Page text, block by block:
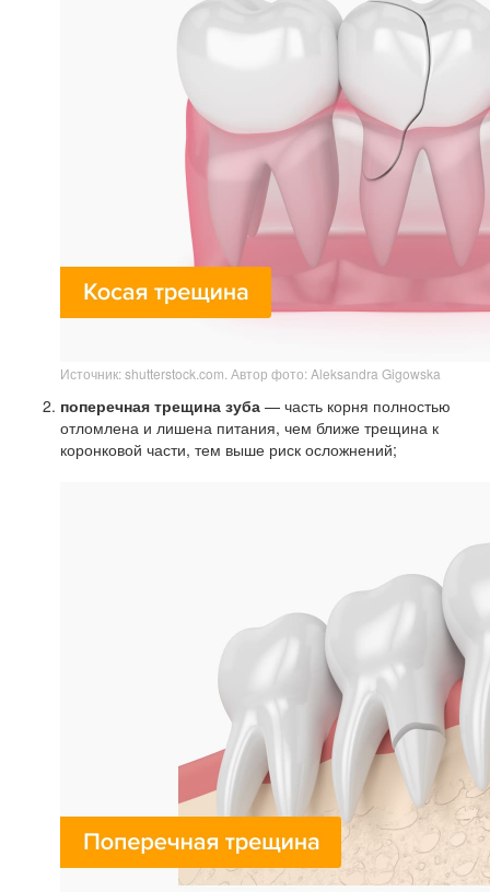
Источник: shutterstock.com. Автор фото: Aleksandra Gigowska
поперечная трещина зуба — часть корня полностью
отломлена и лишена питания, чем ближе трещина к
коронковой части, тем выше риск осложнений;